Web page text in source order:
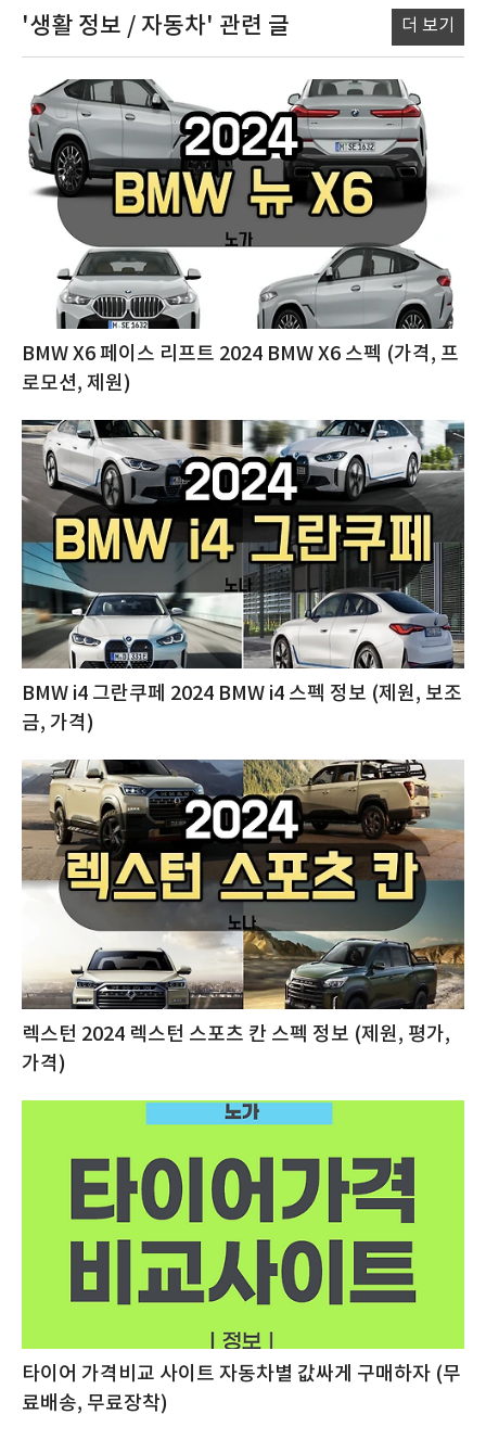
'생활 정보 / 자동차' 관련 글 더 보기
BMW X6 페이스 리프트 2024 BMW X6 스펙 (가격, 프
로모션, 제원)
BMW i4 그란쿠페 2024 BMW i4 스펙 정보 (제원, 보조
금, 가격)
렉스턴 2024 렉스턴 스포츠 칸 스펙 정보 (제원, 평가,
가격)
타이어 가격비교 사이트 자동차별 값싸게 구매하자 (무
료배송, 무료장착)